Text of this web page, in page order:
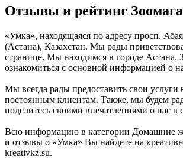
Отзывы и рейтинг
«Умка», находящаяся по адресу просп.
(Астана), Казахстан. Мы рады
странице. Мы находимся в городе Астана.
ознакомиться с основной информацией о
Мы всегда рады предоставить свои услуги
постоянным клиентам. Также, мы будем
поделитесь своими впечатлениями о нас в
Всю информацию в категории Домашние
и отзывы о «Умка» Вы найдете на
kreativkz.su.